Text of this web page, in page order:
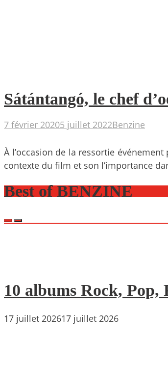
Sátántangó, le chef
7 février 20205 juillet 2022Benzine
À l’occasion de la ressortie
contexte du film et son l’importance
Best of BENZINE
10 albums Rock, Pop,
17 juillet 202617 juillet 2026